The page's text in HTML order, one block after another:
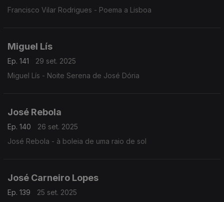
Francisco Vilar Rodrigues - Poema a Lisboa
Miguel Lís
Ep. 141
29 set. 2025
Miguel Lís - Noite Serena de José Dória
José Rebola
Ep. 140
26 set. 2025
José Rebola - à boleia de uma raio de sol
José Carneiro Lopes
Ep. 139
25 set. 2025